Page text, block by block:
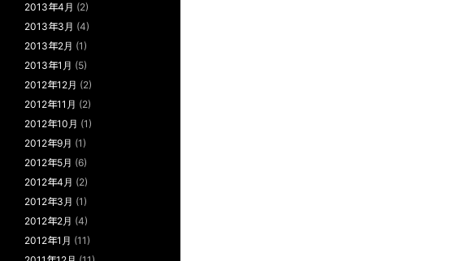
2013年4月 (2)
2013年3月 (4)
2013年2月 (1)
2013年1月 (5)
2012年12月 (2)
2012年11月 (2)
2012年10月 (1)
2012年9月 (1)
2012年5月 (6)
2012年4月 (2)
2012年3月 (1)
2012年2月 (4)
2012年1月 (11)